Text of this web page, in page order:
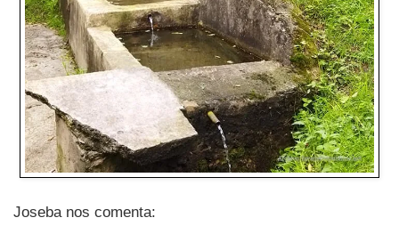
Joseba nos comenta: